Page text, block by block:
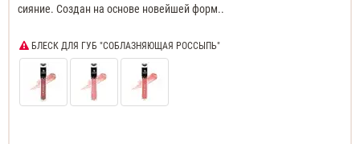
сияние. Создан на основе новейшей форм..
БЛЕСК ДЛЯ ГУБ "СОБЛАЗНЯЮЩАЯ РОССЫПЬ"